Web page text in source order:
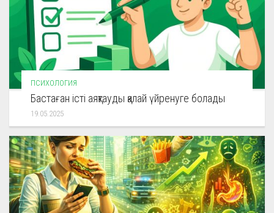
ПСИХОЛОГИЯ
Бастаған істі аяқтауды қалай үйренуге болады
19.05.2025